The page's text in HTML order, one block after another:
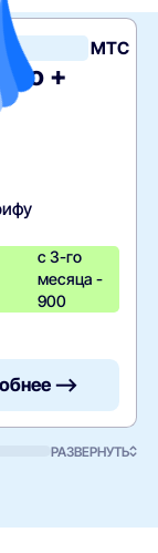
МТС
+
с 3-го
месяца -
900
—>
РАЗВЕРНУТЬ